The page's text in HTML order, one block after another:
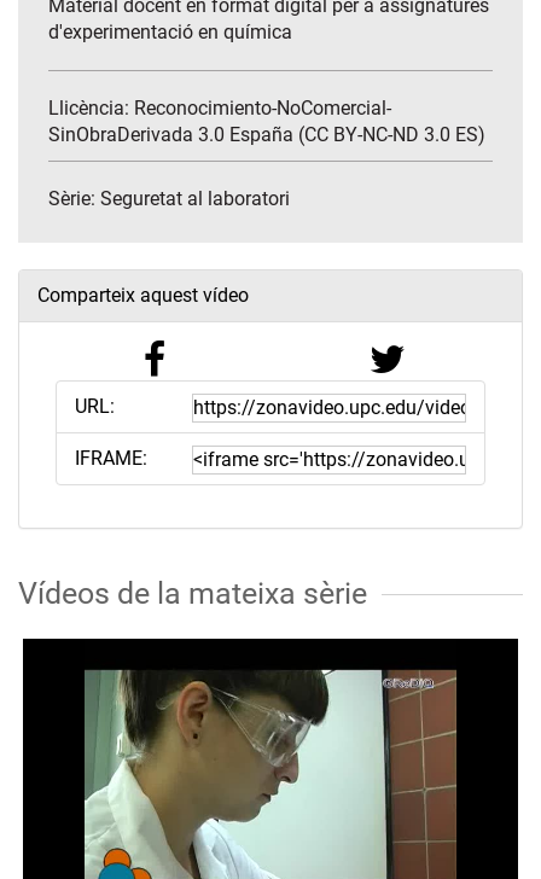
Material docent en format digital per a assignatures
d'experimentació en química
Llicència: Reconocimiento-NoComercial-
SinObraDerivada 3.0 España (CC BY-NC-ND 3.0 ES)
Sèrie: Seguretat al laboratori
Comparteix aquest vídeo
URL:
IFRAME:
Vídeos de la mateixa sèrie